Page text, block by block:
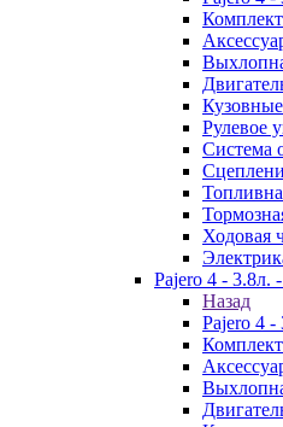
Рулевое
Система
Ходовая
Pajero 4 - 3.8л.
Назад
Pajero 4 -